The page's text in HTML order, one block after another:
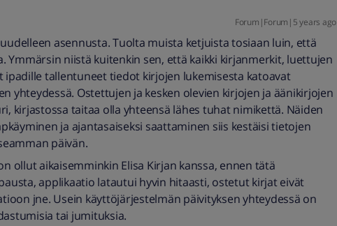
Forum|Forum|5 years ago
asennusta. Tuolta muista ketjuista tosiaan luin, että
Ymmärsin niistä kuitenkin sen, että kaikki kirjanmerkit, luettujen
ipadille tallentuneet tiedot kirjojen lukemisesta katoavat
yhteydessä. Ostettujen ja kesken olevien kirjojen ja äänikirjojen
kirjastossa taitaa olla yhteensä lähes tuhat nimikettä. Näiden
ja ajantasaiseksi saattaminen siis kestäisi tietojen
päivän.
ollut aikaisemminkin Elisa Kirjan kanssa, ennen tätä
applikaatio latautui hyvin hitaasti, ostetut kirjat eivät
jne. Usein käyttöjärjestelmän päivityksen yhteydessä on
tai jumituksia.